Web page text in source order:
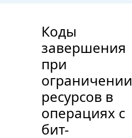
Коды
завершения
при
ограничении
ресурсов в
операциях с
бит-